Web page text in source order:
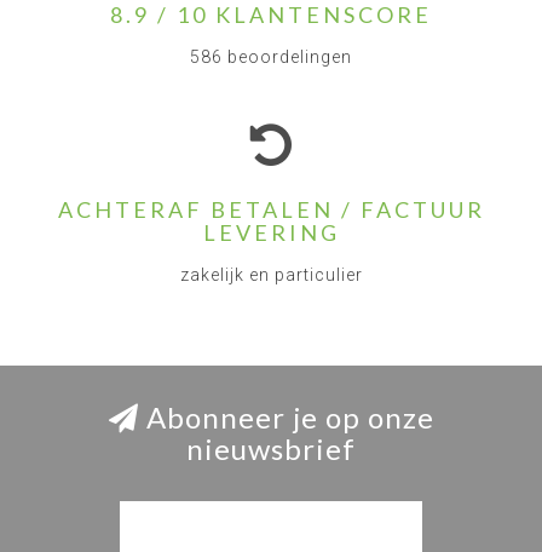
8.9 / 10 KLANTENSCORE
586 beoordelingen
ACHTERAF BETALEN / FACTUUR
LEVERING
zakelijk en particulier
Abonneer je op onze
nieuwsbrief